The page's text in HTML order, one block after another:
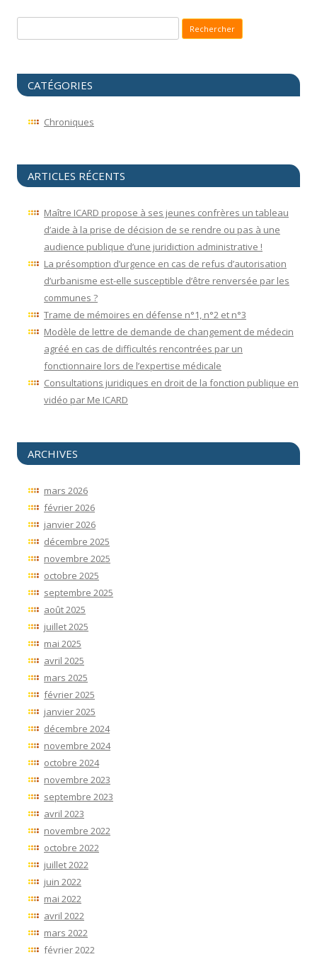
CATÉGORIES
Chroniques
ARTICLES RÉCENTS
Maître ICARD propose à ses jeunes confrères un tableau
d’aide à la prise de décision de se rendre ou pas à une
audience publique d’une juridiction administrative !
La présomption d’urgence en cas de refus d’autorisation
d’urbanisme est-elle susceptible d’être renversée par les
communes ?
Trame de mémoires en défense n°1, n°2 et n°3
Modèle de lettre de demande de changement de médecin
agréé en cas de difficultés rencontrées par un
fonctionnaire lors de l’expertise médicale
Consultations juridiques en droit de la fonction publique en
vidéo par Me ICARD
ARCHIVES
mars 2026
février 2026
janvier 2026
décembre 2025
novembre 2025
octobre 2025
septembre 2025
août 2025
juillet 2025
mai 2025
avril 2025
mars 2025
février 2025
janvier 2025
décembre 2024
novembre 2024
octobre 2024
novembre 2023
septembre 2023
avril 2023
novembre 2022
octobre 2022
juillet 2022
juin 2022
mai 2022
avril 2022
mars 2022
février 2022